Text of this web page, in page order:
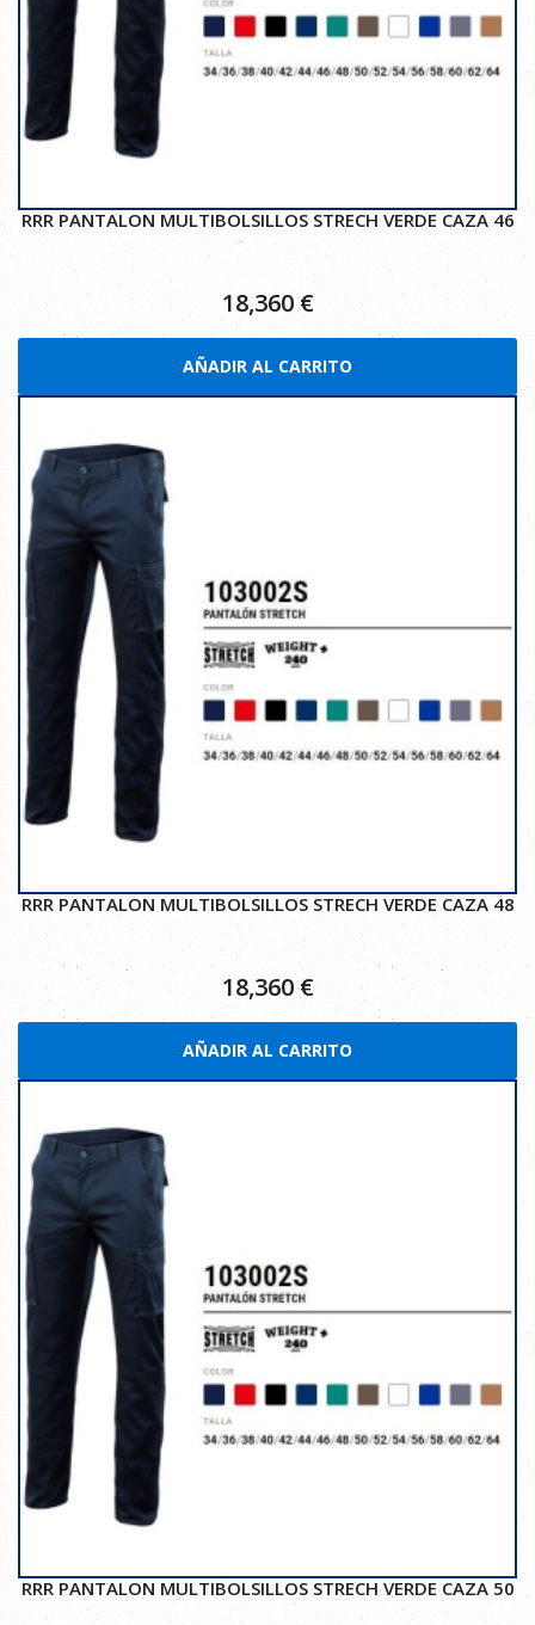
RRR PANTALON MULTIBOLSILLOS STRECH VERDE CAZA 46
18,360 €
AÑADIR AL CARRITO
RRR PANTALON MULTIBOLSILLOS STRECH VERDE CAZA 48
18,360 €
AÑADIR AL CARRITO
RRR PANTALON MULTIBOLSILLOS STRECH VERDE CAZA 50